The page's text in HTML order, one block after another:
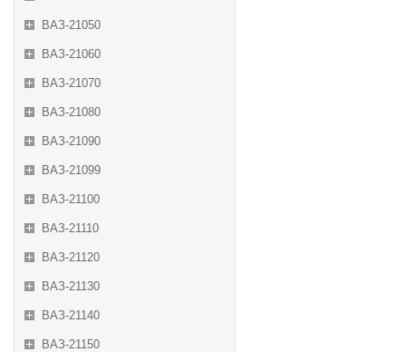
ВАЗ-21050
ВАЗ-21060
ВАЗ-21070
ВАЗ-21080
ВАЗ-21090
ВАЗ-21099
ВАЗ-21100
ВАЗ-21110
ВАЗ-21120
ВАЗ-21130
ВАЗ-21140
ВАЗ-21150